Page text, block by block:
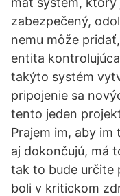
zabezpečený,
nemu môže
entita
takýto systém
pripojenie sa
tento jeden
Prajem im, aby
aj dokončujú, má
tak to bude určite
boli v kritickom